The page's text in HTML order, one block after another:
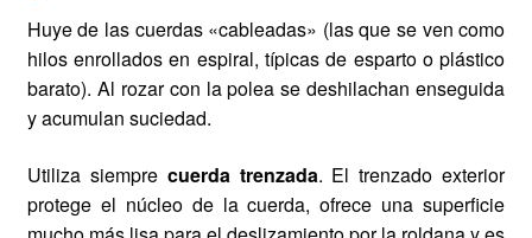
Huye de las cuerdas «cableadas» (las que se ven como
hilos enrollados en espiral, típicas de esparto o plástico
barato). Al rozar con la polea se deshilachan enseguida
y acumulan suciedad.
Utiliza siempre cuerda trenzada. El trenzado exterior
protege el núcleo de la cuerda, ofrece una superficie